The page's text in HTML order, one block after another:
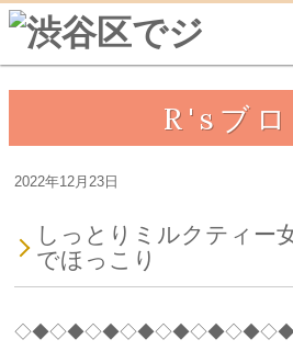
R'sブ
2022年12月23日
しっとりミルクティ
でほっこり